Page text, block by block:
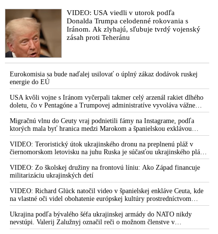
VIDEO: USA viedli v utorok podľa
Donalda Trumpa celodenné rokovania s
Iránom. Ak zlyhajú, sľubuje tvrdý vojenský
zásah proti Teheránu
Eurokomisia sa bude naďalej usilovať o úplný zákaz dodávok ruskej
energie do EÚ
USA kvôli vojne s Iránom vyčerpali takmer celý arzenál rakiet dlhého
doletu, čo v Pentagóne a Trumpovej administratíve vyvoláva vážne
obavy o bojaschopnosť americkej armády v prípade vypuknutia
konfliktu s Čínou alebo Ruskom
Migračnú vlnu do Ceuty vraj podnietili fámy na Instagrame, podľa
ktorých mala byť hranica medzi Marokom a španielskou exklávou
otvorená
VIDEO: Teroristický útok ukrajinského dronu na preplnenú pláž v
čiernomorskom letovisku na juhu Ruska je súčasťou ukrajinského plánu,
ktorý kopíruje model Hitlerovej „totálnej vojny“ po porážke
Wehrmachtu pri Stalingrade. Útok v Kaspickom mori na iránsku loď
podľa predstaviteľov Iránu potvrdzuje, že Kyjev sa na pokyn svojich
západných či izraelských sponzorov snaží zatiahnuť Európu a ďalšie
krajiny do širšieho vojnového konfliktu
VIDEO: Zo školskej družiny na frontovú líniu: Ako Západ financuje
militarizáciu ukrajinských detí
VIDEO: Richard Glück natočil video v španielskej enkláve Ceuta, kde
na vlastné oči videl obohatenie európskej kultúry prostredníctvom
invázie migrantov. Takto by podľa neho vyzeralo Slovensko, keby mu
vládlo PS, Šimečka & spol.
Ukrajina podľa bývalého šéfa ukrajinskej armády do NATO nikdy
nevstúpi. Valerij Zalužnyj označil reči o možnom členstve v
Severoatlantickej aliancii za rozprávky